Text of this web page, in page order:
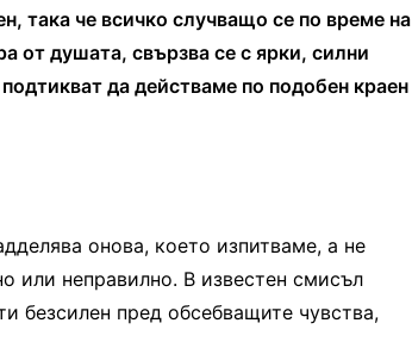
така че всичко случващо се по време на
от душата, свързва се с ярки, силни
да действаме по подобен краен
онова, което изпитваме, а не
или неправилно. В известен смисъл
безсилен пред обсебващите чувства,